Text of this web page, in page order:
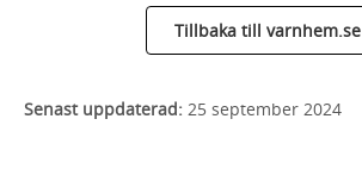
Tillbaka till varnhem.se
Senast uppdaterad: 25 september 2024